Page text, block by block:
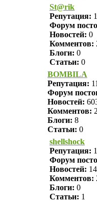
St@rik
Репутация:
Форум
Новостей: 0
Комментов:
Блоги: 0
Статьи: 0
BOMBILA
Репутация:
Форум
Новостей:
Комментов:
Блоги: 8
Статьи: 0
shellshock
Репутация:
Форум
Новостей:
Комментов:
Блоги: 0
Статьи: 1